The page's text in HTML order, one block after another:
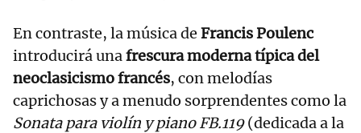
En contraste, la música de Francis Poulenc
introducirá unafrescura moderna típica del
neoclasicismo francés, con melodías
caprichosas y a menudo sorprendentes como la
Sonata para violín y piano FB.119(dedicada a la